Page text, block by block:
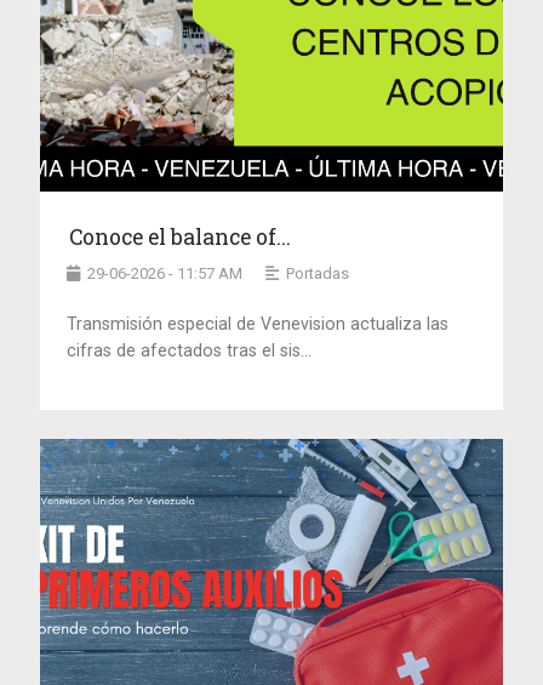
Conoce el balance of...
29-06-2026 - 11:57 AM Portadas
Transmisión especial de Venevision actualiza las
cifras de afectados tras el sis...